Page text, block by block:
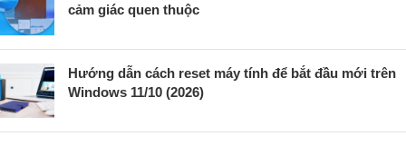
cảm giác quen thuộc
Hướng dẫn cách reset máy tính để bắt đầu mới trên
Windows 11/10 (2026)